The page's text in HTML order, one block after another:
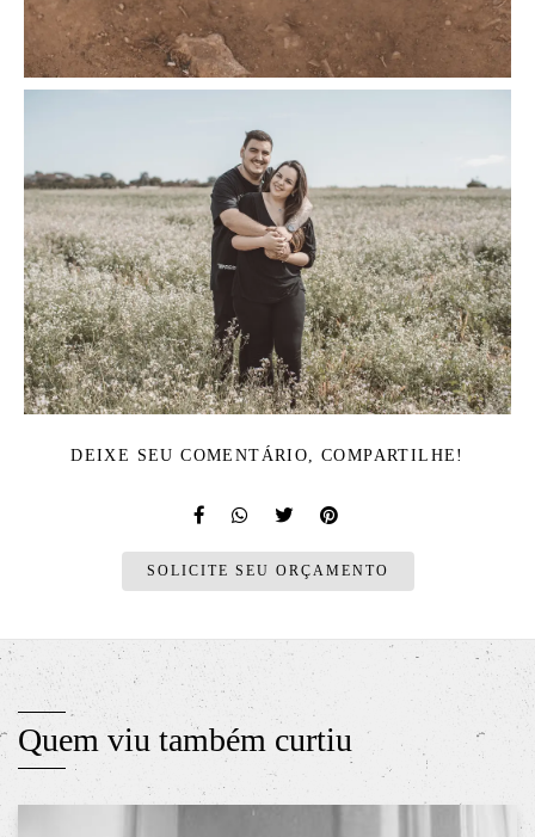
DEIXE SEU COMENTÁRIO, COMPARTILHE!
SOLICITE SEU ORÇAMENTO
Quem viu também curtiu